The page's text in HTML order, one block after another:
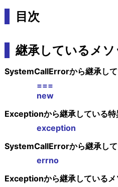
目次
継承しているメソ
SystemCallErrorから継承して
===
new
Exceptionから継承している特
exception
SystemCallErrorから継承して
errno
Exceptionから継承しているメ